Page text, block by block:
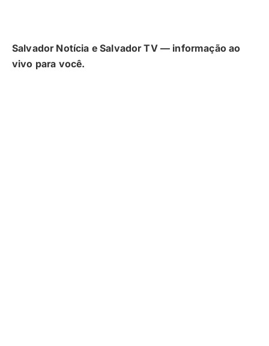
Salvador Notícia e Salvador TV — informação ao
vivo para você.